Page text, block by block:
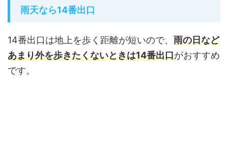
雨天なら14番出口
14番出口は地上を歩く距離が短いので、 雨の日など
あまり外を歩きたくないときは14番出口がおすすめ
です。